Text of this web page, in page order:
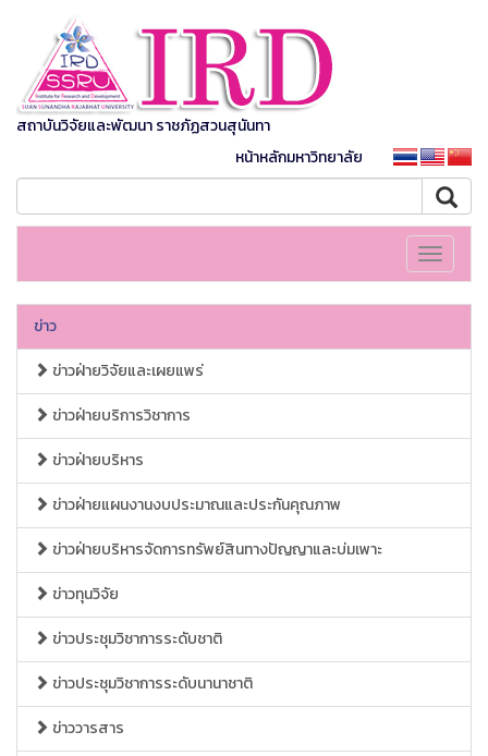
สถาบันวิจัยและพัฒนา ราชภัฏสวนสุนันทา
หน้าหลักมหาวิทยาลัย
Toggle
ข่าว
ข่าวฝ่ายวิจัยและเผยแพร่
ข่าวฝ่ายบริการวิชาการ
ข่าวฝ่ายบริหาร
ข่าวฝ่ายแผนงานงบประมาณและประกันคุณภาพ
ข่าวฝ่ายบริหารจัดการทรัพย์สินทางปัญญาและบ่มเพาะ
ข่าวทุนวิจัย
ข่าวประชุมวิชาการระดับชาติ
ข่าวประชุมวิชาการระดับนานาชาติ
ข่าววารสาร